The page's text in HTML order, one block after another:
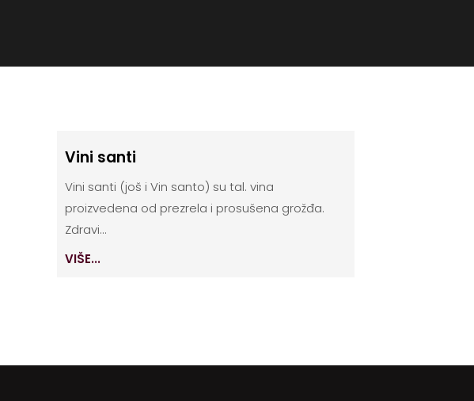
Vini santi
Vini santi (još i Vin santo) su tal. vina
proizvedena od prezrela i prosušena grožđa.
Zdravi...
VIŠE...